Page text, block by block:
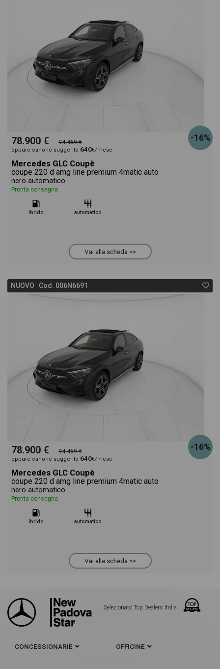
-16%
78.900 € 94.469 €
oppure canone suggerito 640€/mese
Mercedes GLC Coupè
coupe 220 d amg line premium 4matic auto
nero automatico
Pronta consegna
ibrido automatico
Vai alla scheda >>
NUOVO Cod. 006N6691
-16%
78.900 € 94.469 €
oppure canone suggerito 640€/mese
Mercedes GLC Coupè
coupe 220 d amg line premium 4matic auto
nero automatico
Pronta consegna
ibrido automatico
Vai alla scheda >>
Selezionato Top Dealers Italia
CONCESSIONARIE OFFICINE